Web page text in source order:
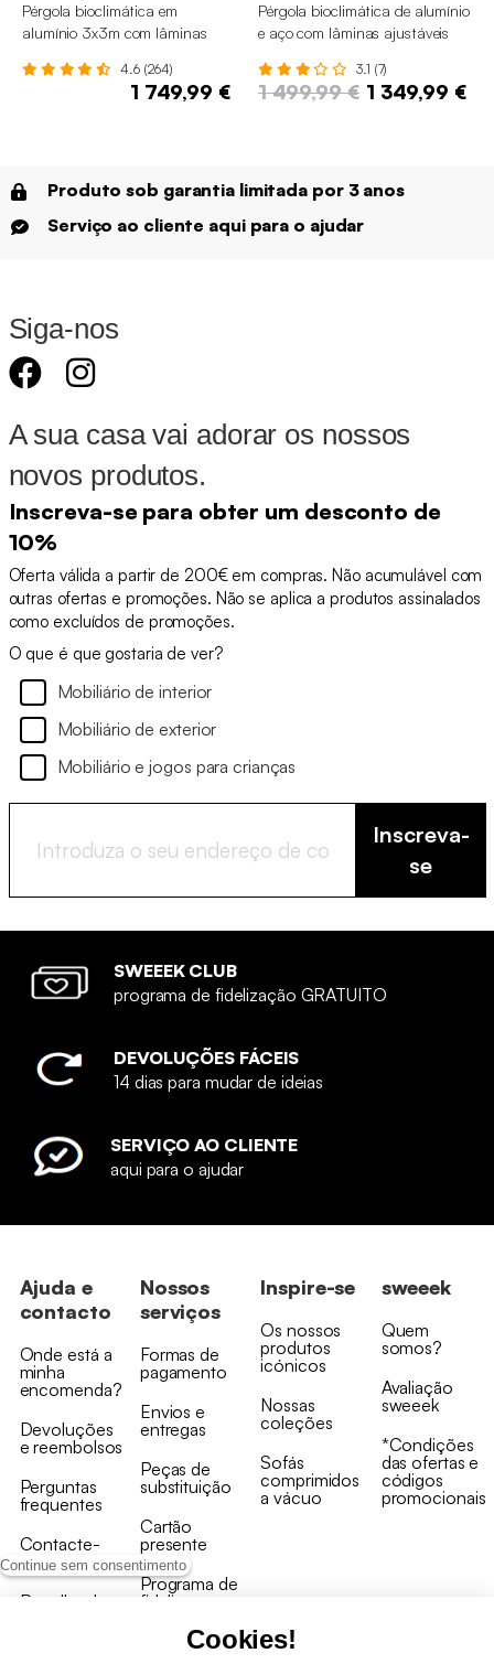
Continue sem consentimento
Cookies!
Pérgola bioclimática em
alumínio 3x3m com lâminas
4.6 (264)
1 749,99 €
Pérgola bioclimática de alumínio
e aço com lâminas ajustáveis
3.1 (7)
1 499,99 € 1 349,99 €
Produto sob garantia limitada por 3 anos
Serviço ao cliente aqui para o ajudar
Siga-nos
A sua casa vai adorar os nossos
novos produtos.
Inscreva-se para obter um desconto de
10%
Oferta válida a partir de 200€ em compras. Não acumulável com
outras ofertas e promoções. Não se aplica a produtos assinalados
como excluídos de promoções.
O que é que gostaria de ver?
Mobiliário de interior
Mobiliário de exterior
Mobiliário e jogos para crianças
Inscreva-
se
SWEEEK CLUB
programa de fidelização GRATUITO
DEVOLUÇÕES FÁCEIS
14 dias para mudar de ideias
SERVIÇO AO CLIENTE
aqui para o ajudar
Ajuda e
contacto
Onde está a
minha
encomenda?
Devoluções
e reembolsos
Perguntas
frequentes
Contacte-
nos
Recolha de
Nossos
serviços
Formas de
pagamento
Envios e
entregas
Peças de
substituição
Cartão
presente
Programa de
fidelizaçao
Inspire-se
Os nossos
produtos
icónicos
Nossas
coleções
Sofás
comprimidos
a vácuo
sweeek
Quem
somos?
Avaliação
sweeek
*Condições
das ofertas e
códigos
promocionais